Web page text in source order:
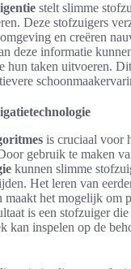
stelt slimme
Deze stofzuigers
en creëren
deze informatie
hun taken uitvoeren.
is cruciaal voor
gebruik te maken
kunnen slimme
Het leren van
maakt het mogelijk om
is een stofzuiger die
kan inspelen op de